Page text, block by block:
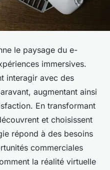
le paysage du e-
immersives.
interagir avec des
augmentant ainsi
En transformant
et choisissent
répond à des besoins
commerciales
la réalité virtuelle